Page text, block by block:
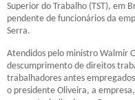
Superior do Trabalho (TST), em
pendente de funcionários da
Serra.
Atendidos pelo ministro Walmir
descumprimento de direitos
trabalhadores antes
o presidente Oliveira, a